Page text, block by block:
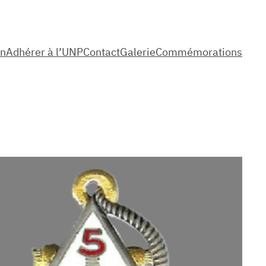
Adhérer à l’UNPContactGalerieCommémorations